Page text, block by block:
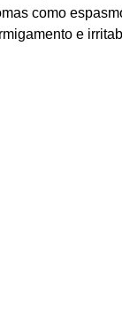
como
e